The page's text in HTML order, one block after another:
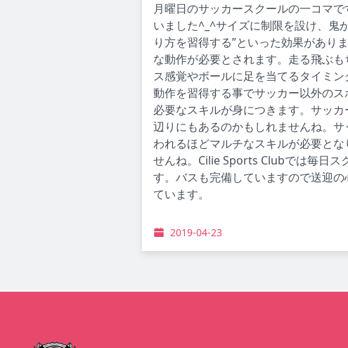
月曜日のサッカースクールの一コマ
いました^_^サイズに制限を設け、鬼
り方を習得する”といった効果があり
な動作が必要とされます。走る飛ぶ
ス感覚やボールに足を当てるタイミ
動作を習得する事でサッカー以外の
必要なスキルが身につきます。サッ
辺りにもあるのかもしれませんね。
われるほどマルチなスキルが必要と
せんね。Cilie Sports Clubでは毎日ス
す。バスも完備していますので送迎
ています。
2019-04-23